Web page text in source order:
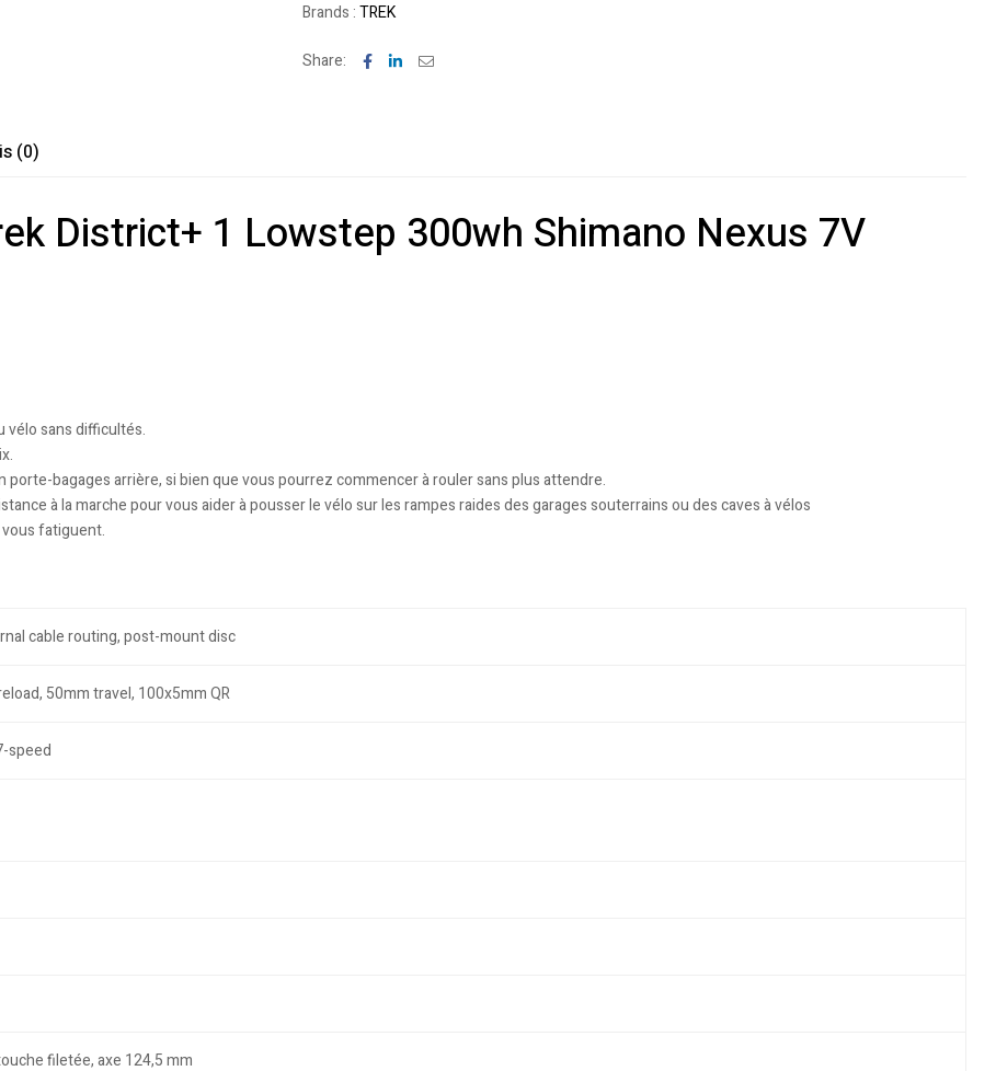
Brands :TREK
Share: Facebook
LinkedinEmail
(0)
District+ 1 Lowstep 300wh Shimano Nexus 7V
vélo sans difficultés.
porte-bagages arrière, si bien que vous pourrez commencer à rouler sans plus attendre.
à la marche pour vous aider à pousser le vélo sur les rampes raides des garages souterrains ou des caves à vélos
fatiguent.
cable routing, post-mount disc
50mm travel, 100x5mm QR
speed
filetée, axe 124,5 mm